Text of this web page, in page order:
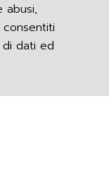
abusi,
dati ed